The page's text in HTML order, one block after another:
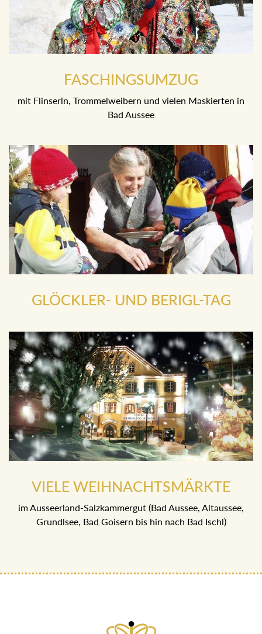
FASCHINGSUMZUG
mit Flinserln, Trommelweibern und vielen Maskierten in
Bad Aussee
GLÖCKLER- UND BERIGL-TAG
VIELE WEIHNACHTSMÄRKTE
im Ausseerland-Salzkammergut (Bad Aussee, Altaussee,
Grundlsee, Bad Goisern bis hin nach Bad Ischl)